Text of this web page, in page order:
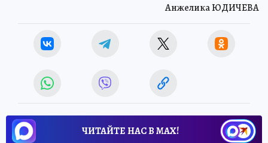
Анжелика ЮДИЧЕВА
ЧИТАЙТЕ НАС В МАХ!